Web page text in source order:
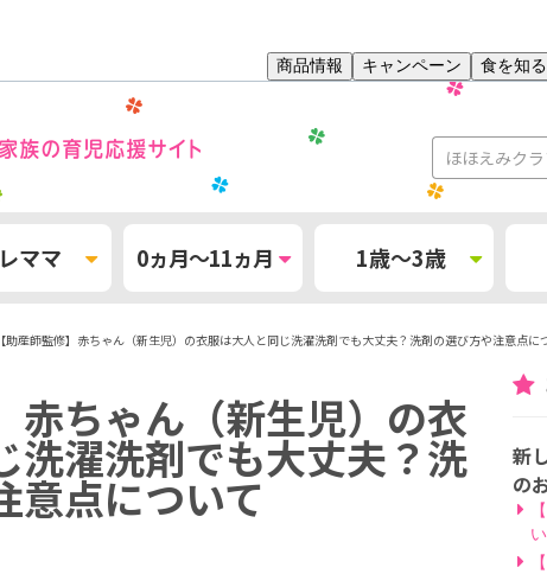
商品情報 キャンペーン 食を知
ママ 0ヵ月～11ヵ月 1歳～3歳
【助産師監修】赤ちゃん（新生児）の衣服は大人と同じ洗濯洗剤でも大丈夫？洗剤の選び方や注意点に
赤ちゃん（新生児）の衣
洗濯洗剤でも大丈夫？洗
意点について
新
の